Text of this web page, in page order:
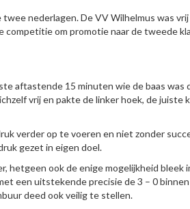
nederlagen. De VV Wilhelmus was vrij
competitie om promotie naar de tweede
aftastende 15 minuten wie de baas was
vrij en pakte de linker hoek, de juiste
verder op te voeren en niet zonder
gezet in eigen doel.
hetgeen ook de enige mogelijkheid bleek
een uitstekende precisie de 3 – 0
deed ook veilig te stellen.